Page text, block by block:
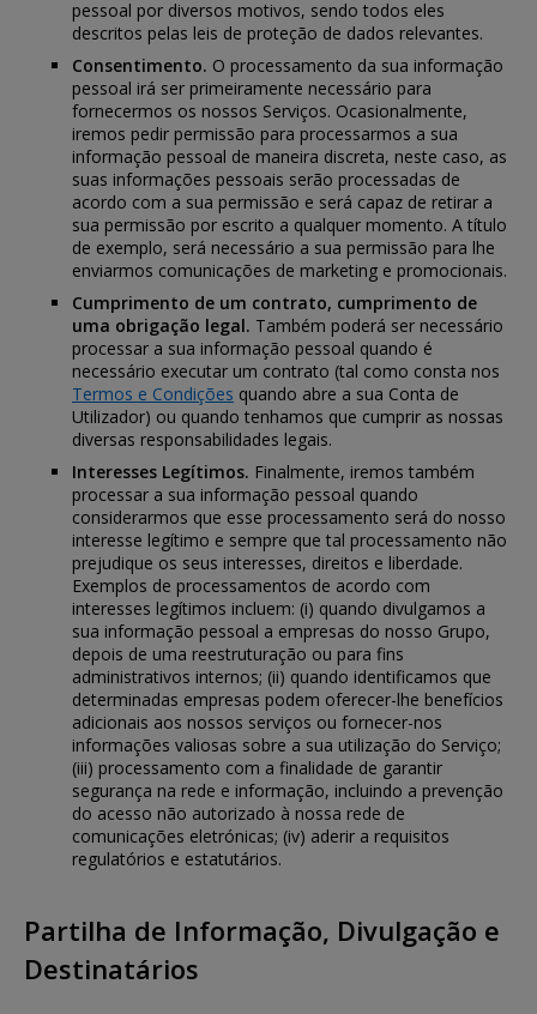
pessoal por diversos motivos, sendo todos eles
descritos pelas leis de proteção de dados relevantes.
Consentimento. O processamento da sua informação
pessoal irá ser primeiramente necessário para
fornecermos os nossos Serviços. Ocasionalmente,
iremos pedir permissão para processarmos a sua
informação pessoal de maneira discreta, neste caso, as
suas informações pessoais serão processadas de
acordo com a sua permissão e será capaz de retirar a
sua permissão por escrito a qualquer momento. A título
de exemplo, será necessário a sua permissão para lhe
enviarmos comunicações de marketing e promocionais.
Cumprimento de um contrato, cumprimento de
uma obrigação legal. Também poderá ser necessário
processar a sua informação pessoal quando é
necessário executar um contrato (tal como consta nos
Termos e Condições quando abre a sua Conta de
Utilizador) ou quando tenhamos que cumprir as nossas
diversas responsabilidades legais.
Interesses Legítimos. Finalmente, iremos também
processar a sua informação pessoal quando
considerarmos que esse processamento será do nosso
interesse legítimo e sempre que tal processamento não
prejudique os seus interesses, direitos e liberdade.
Exemplos de processamentos de acordo com
interesses legítimos incluem: (i) quando divulgamos a
sua informação pessoal a empresas do nosso Grupo,
depois de uma reestruturação ou para fins
administrativos internos; (ii) quando identificamos que
determinadas empresas podem oferecer-lhe benefícios
adicionais aos nossos serviços ou fornecer-nos
informações valiosas sobre a sua utilização do Serviço;
(iii) processamento com a finalidade de garantir
segurança na rede e informação, incluindo a prevenção
do acesso não autorizado à nossa rede de
comunicações eletrónicas; (iv) aderir a requisitos
regulatórios e estatutários.
Partilha de Informação, Divulgação e
Destinatários